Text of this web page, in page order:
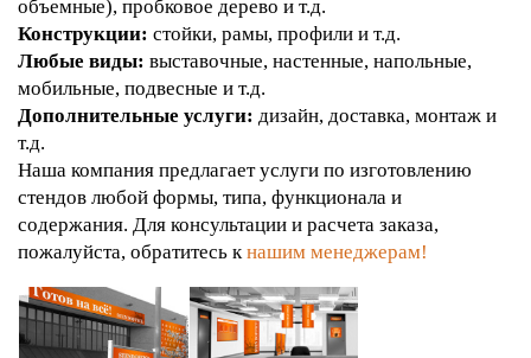
объемные), пробковое дерево и т.д.
Конструкции: стойки, рамы, профили и т.д.
Любые виды: выставочные, настенные, напольные,
мобильные, подвесные и т.д.
Дополнительные услуги: дизайн, доставка, монтаж и
т.д.
Наша компания предлагает услуги по изготовлению
стендов любой формы, типа, функционала и
содержания. Для консультации и расчета заказа,
пожалуйста, обратитесь кнашим менеджерам!